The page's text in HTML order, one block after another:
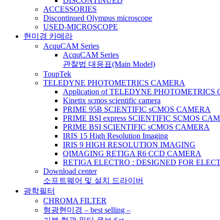
ACCESSORIES
Discontinued Olympus microscope
USED-MICROSCOPE
현미경 카메라
AcquCAM Series
AcquCAM Series
관찰법 대응표(Main Model)
ToupTek
TELEDYNE PHOTOMETRICS CAMERA
Application of TELEDYNE PHOTOMETRICS
Kinetix scmos scientific camera
PRIME 95B SCIENTIFIC sCMOS CAMERA
PRIME BSI express SCIENTIFIC SCMOS
PRIME BSI SCIENTIFIC sCMOS CAMERA
IRIS 15 High Resolution Imaging
IRIS 9 HIGH RESOLUTION IMAGING
QIMAGING RETIGA R6 CCD CAMERA
RETIGA ELECTRO : DESIGNED FOR
Download center
소프트웨어 및 설치 드라이버
광학필터
CHROMA FILTER
형광현미경 – best selling –